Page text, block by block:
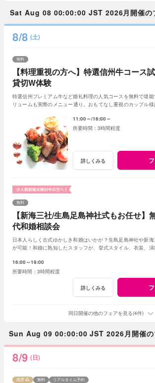
Sat Aug 08 00:00:00 JST 2026月開催の
8/8 (土)
【料理重視の方へ】特選信州牛コース
貸切W体験
無料
特選信州プレミアム牛など婚礼料理の人気コースを無料で堪
リュームも実際のメニュー通り。おもてなし重視のカップル様
11:00～ 16:00～
3時間程度
詳しくみる
【新海三社/生島足島神社式もお任せ】
代和婚相談会
無料
日本人らしく古式ゆかしき和婚はいかが？生島足島神社や新
が可能！和婚に熟知したスタッフが、挙式スタイル、衣装、演
16:00～19:00
3時間程度
詳しくみる
同日開催の他のフェアを見る(4件)
Sun Aug 09 00:00:00 JST 2026月開催の
8/9 (日)
残席 無料 リアルタイム予約